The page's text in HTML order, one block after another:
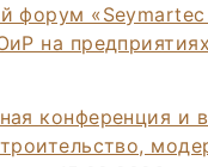
форум
на
конференция и